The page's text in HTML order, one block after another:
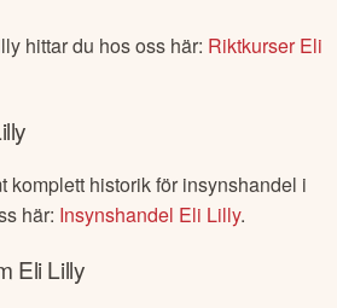
hittar du hos oss här: RiktkurserEli
komplett historik för insynshandel i
här: Insynshandel Eli Lilly.
Eli Lilly